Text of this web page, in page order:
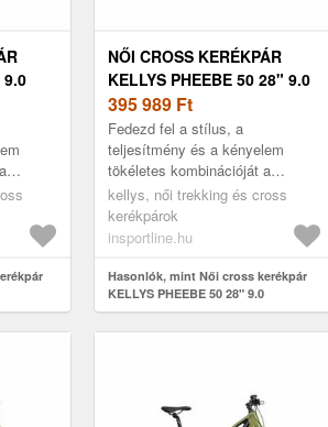
9.0
NŐI CROSS KERÉKPÁR
KELLYS PHEEBE 50 28" 9.0
395 989 Ft
Fedezd fel a stílus, a
teljesítmény és a kényelem
tökéletes kombinációját a
KELLYS PHEEBE 50 28" női
cross kerékpárral! A kerékpár
könnyű KELLYS Cr...
kellys, női trekking és cross
kerékpárok
insportline.hu
Hasonlók, mint Női cross kerékpár
KELLYS PHEEBE 50 28" 9.0